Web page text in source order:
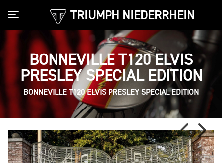
TRIUMPH NIEDERRHEIN
Toggle navigation
BONNEVILLE T120 ELVIS
PRESLEY SPECIAL EDITION
BONNEVILLE T120 ELVIS PRESLEY SPECIAL EDITION